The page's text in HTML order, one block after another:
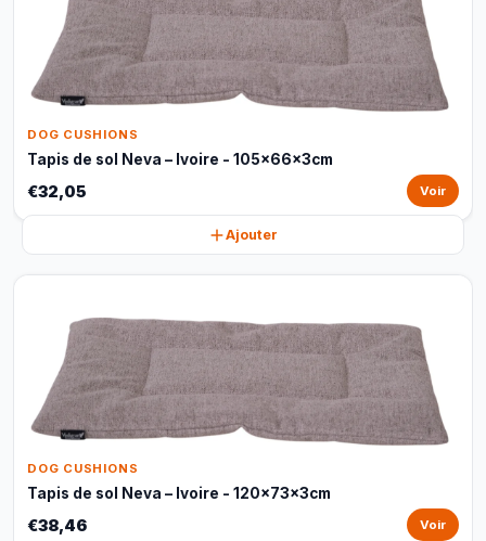
DOG CUSHIONS
Tapis de sol Neva – Ivoire - 105x66x3cm
€32,05 Voir
Ajouter
DOG CUSHIONS
Tapis de sol Neva – Ivoire - 120x73x3cm
€38,46 Voir